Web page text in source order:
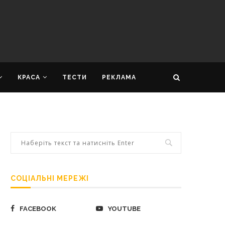
КРАСА ТЕСТИ РЕКЛАМА
СОЦІАЛЬНІ МЕРЕЖІ
FACEBOOK YOUTUBE